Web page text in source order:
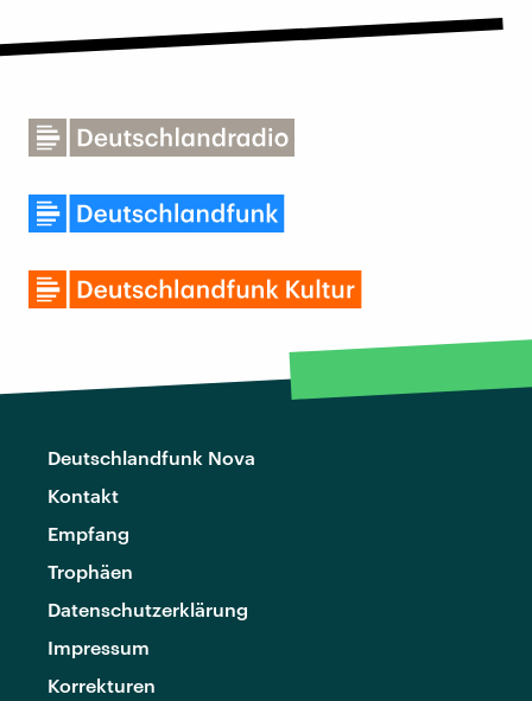
Deutschlandfunk Nova
Kontakt
Empfang
Trophäen
Datenschutzerklärung
Impressum
Korrekturen